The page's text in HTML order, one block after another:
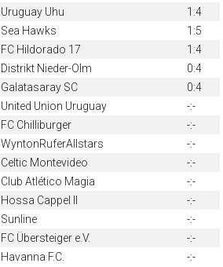
Uruguay Uhu
1:4
Sea Hawks
1:5
FC Hildorado 17
1:4
Distrikt Nieder-Olm
0:4
Galatasaray SC
0:4
United Union Uruguay
-:-
FC Chilliburger
-:-
WyntonRuferAllstars
-:-
Celtic Montevideo
-:-
Club Atlético Magia
-:-
Hossa Cappel II
-:-
Sunline
-:-
FC Übersteiger e.V.
-:-
Havanna F.C. -:-